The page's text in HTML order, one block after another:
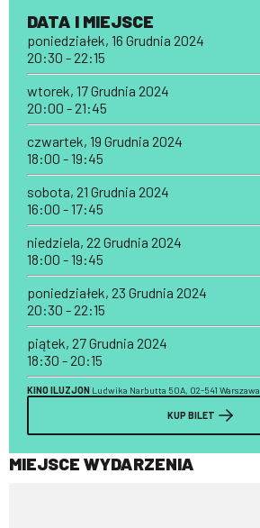
DATA I MIEJSCE
poniedziałek, 16 Grudnia 2024
20:30 - 22:15
wtorek, 17 Grudnia 2024
20:00 - 21:45
czwartek, 19 Grudnia 2024
18:00 - 19:45
sobota, 21 Grudnia 2024
16:00 - 17:45
niedziela, 22 Grudnia 2024
18:00 - 19:45
poniedziałek, 23 Grudnia 2024
20:30 - 22:15
piątek, 27 Grudnia 2024
18:30 - 20:15
KINO ILUZJON Ludwika Narbutta 50A, 02-541 Warszawa
KUP BILET
MIEJSCE WYDARZENIA